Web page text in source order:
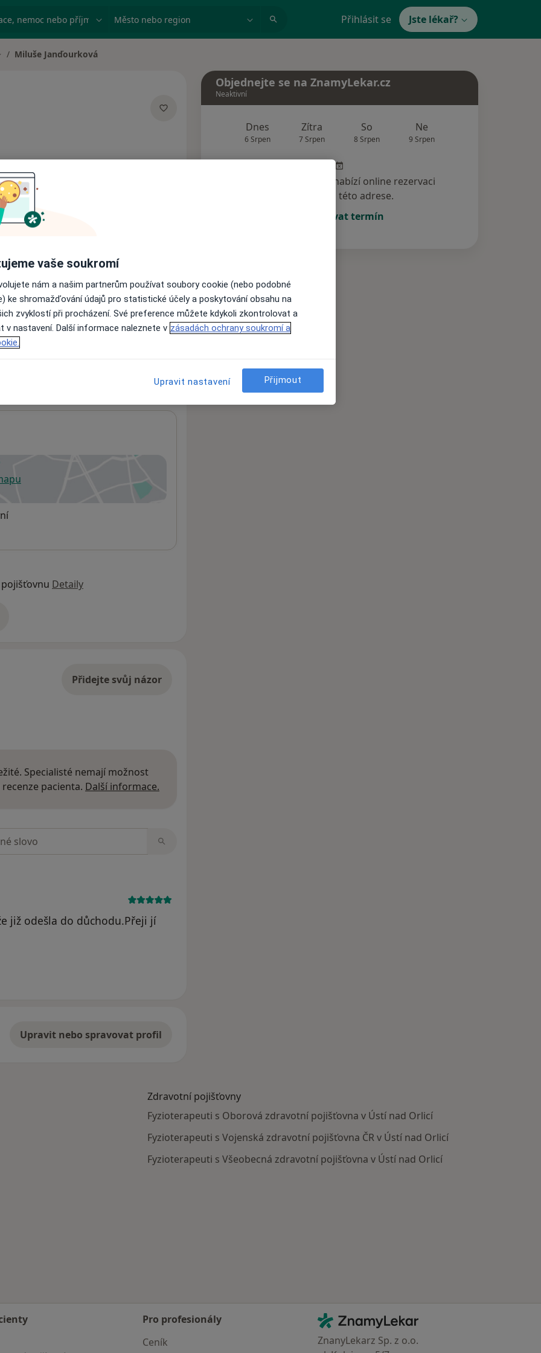
nemoc nebo příjmení Město nebo region Přihlásit se Jste lékař?
města
Miluše Janďourková
nejsou k dispozici
informace o svých službách.
v nové záložce
Detaily
Přidejte svůj názor
Specialisté nemají možnost
pacienta. Další informace.
již odešla do důchodu.Přeji jí
Upravit nebo spravovat profil
Objednejte se na ZnamyLekar.cz
Neaktivní
Dnes
6 Srpen
Zítra
7 Srpen
So
8 Srpen
Ne
9 Srpen
Tento specialista nenabízí online rezervaci
termínu na této adrese.
Rezervovat termín
Zdravotní pojišťovny
Fyzioterapeuti s Oborová zdravotní pojišťovna v Ústí nad Orlicí
Fyzioterapeuti s Vojenská zdravotní pojišťovna ČR v Ústí nad Orlicí
Fyzioterapeuti s Všeobecná zdravotní pojišťovna v Ústí nad Orlicí
Pro profesionály
Ceník
Kontakt
ZnamyLekar - Hlavní stránka
ZnanyLekarz Sp. z o.o.
vaše soukromí
nám a našim partnerům používat soubory cookie (nebo podobné
ke shromažďování údajů pro statistické účely a poskytování obsahu na
zvyklostí při procházení. Své preference můžete kdykoli zkontrolovat a
v nastavení. Další informace naleznete v zásadách ochrany soukromí a
Upravit nastavení Přijmout